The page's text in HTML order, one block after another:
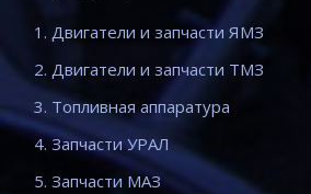
1. Двигатели и запчасти ЯМЗ
2. Двигатели и запчасти ТМЗ
3. Топливная аппаратура
4. Запчасти УРАЛ
5. Запчасти МАЗ